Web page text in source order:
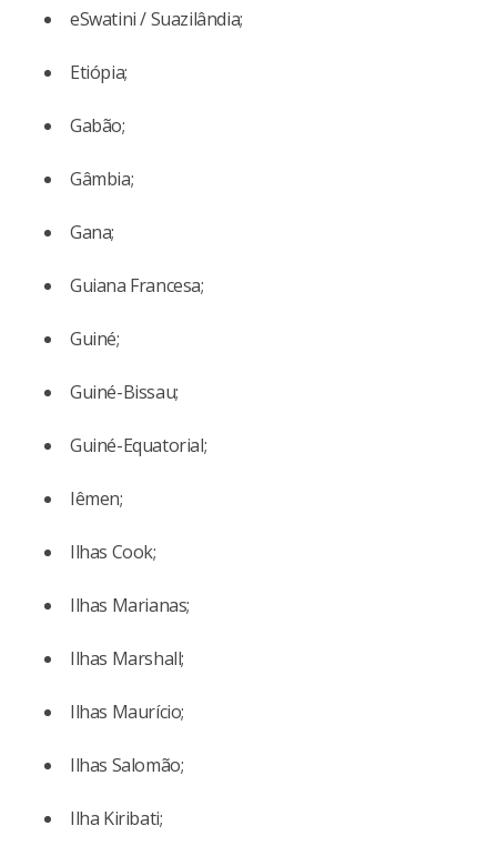
eSwatini / Suazilândia;
Etiópia;
Gabão;
Gâmbia;
Gana;
Guiana Francesa;
Guiné;
Guiné-Bissau;
Guiné-Equatorial;
Iêmen;
Ilhas Cook;
Ilhas Marianas;
Ilhas Marshall;
Ilhas Maurício;
Ilhas Salomão;
Ilha Kiribati;